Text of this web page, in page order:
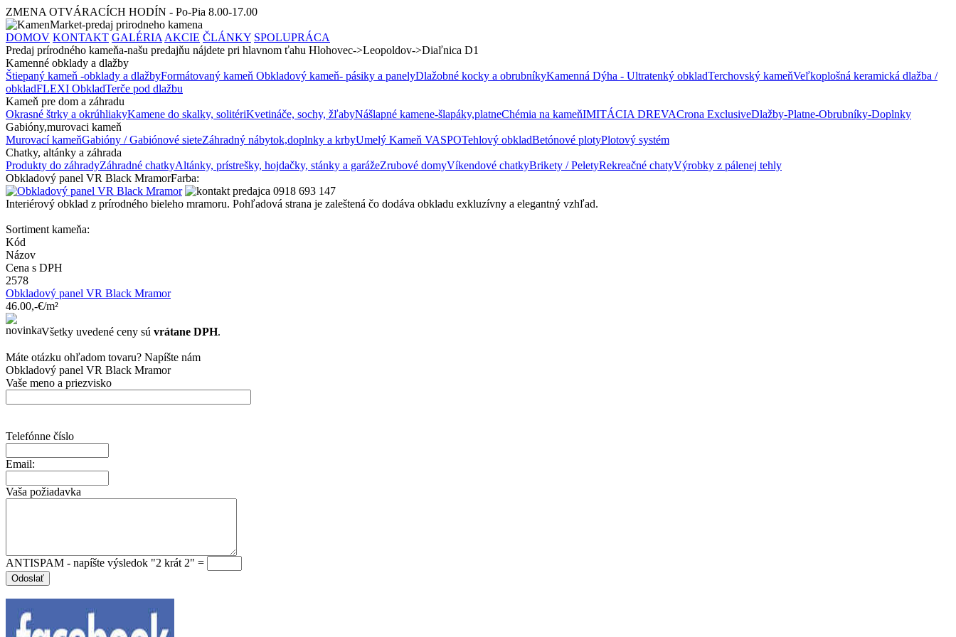
ZMENA OTVÁRACÍCH HODÍN - Po-Pia 8.00-17.00
DOMOV KONTAKT GALÉRIA AKCIE ČLÁNKY SPOLUPRÁCA
Predaj prírodného kameňa-našu predajňu nájdete pri hlavnom ťahu Hlohovec->Leopoldov->Diaľnica D1
Kamenné obklady a dlažby
Štiepaný kameň -obklady a dlažbyFormátovaný kameň Obkladový kameň- pásiky a panelyDlažobné kocky a obrubníkyKamenná Dýha - Ultratenký obkladTerchovský kameňVeľkoplošná keramická dlažba /
obkladFLEXI ObkladTerče pod dlažbu
Kameň pre dom a záhradu
Okrasné štrky a okrúhliakyKamene do skalky, solitériKvetináče, sochy, žľabyNášlapné kamene-šlapáky,platneChémia na kameňIMITÁCIA DREVACrona ExclusiveDlažby-Platne-Obrubníky-Doplnky
Gabióny,murovaci kameň
Murovací kameňGabióny / Gabiónové sieteZáhradný nábytok,doplnky a krbyUmelý Kameň VASPOTehlový obkladBetónové plotyPlotový systém
Chatky, altánky a záhrada
Produkty do záhradyZáhradné chatkyAltánky, prístrešky, hojdačky, stánky a garážeZrubové domyVíkendové chatkyBrikety / PeletyRekreačné chatyVýrobky z pálenej tehly
Obkladový panel VR Black MramorFarba:
Interiérový obklad z prírodného bieleho mramoru. Pohľadová strana je zaleštená čo dodáva obkladu exkluzívny a elegantný vzhľad.
Sortiment kameňa:
Kód
Názov
Cena s DPH
2578
Obkladový panel VR Black Mramor
46.00,-€/m²
Všetky uvedené ceny sú vrátane DPH.
Máte otázku ohľadom tovaru? Napíšte nám
Obkladový panel VR Black Mramor
Vaše meno a priezvisko
Telefónne číslo
Email:
Vaša požiadavka
ANTISPAM - napíšte výsledok "2 krát 2" =